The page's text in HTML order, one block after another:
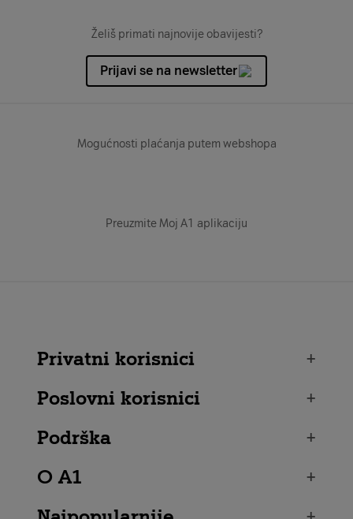
Želiš primati najnovije obavijesti?
Prijavi se na newsletter
Mogućnosti plaćanja putem webshopa
Preuzmite Moj A1 aplikaciju
Privatni korisnici
+
Poslovni korisnici
+
Podrška
+
O A1
+